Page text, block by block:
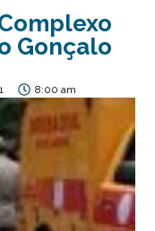
Gonçalo
8:00 am